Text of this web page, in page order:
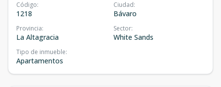
Código:
1218
Ciudad:
Bávaro
Provincia:
La Altagracia
Sector:
White Sands
Tipo de inmueble:
Apartamentos